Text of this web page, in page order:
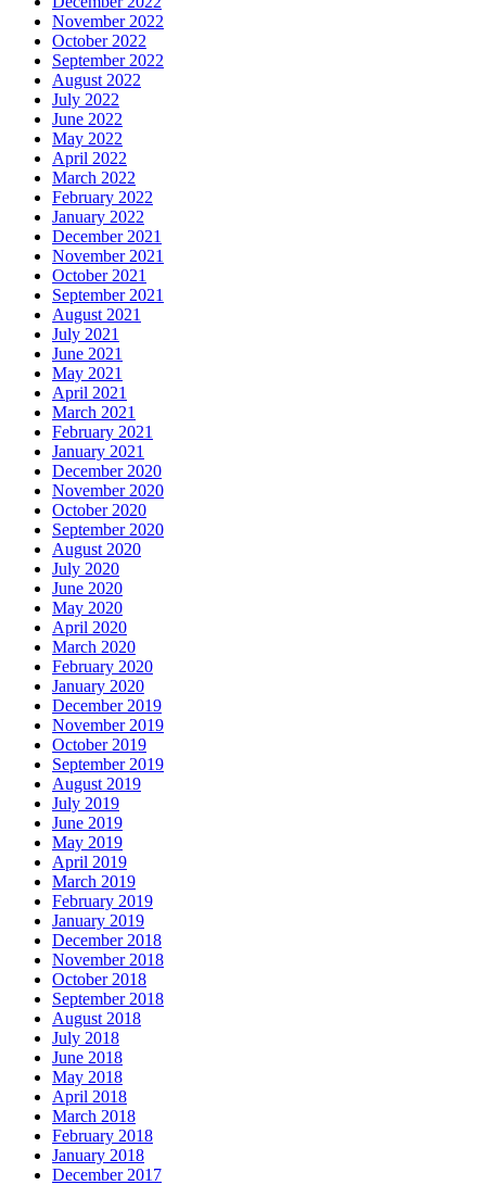
November 2022
October 2022
September 2022
August 2022
July 2022
June 2022
May 2022
April 2022
March 2022
February 2022
January 2022
December 2021
November 2021
October 2021
September 2021
August 2021
July 2021
June 2021
May 2021
April 2021
March 2021
February 2021
January 2021
December 2020
November 2020
October 2020
September 2020
August 2020
July 2020
June 2020
May 2020
April 2020
March 2020
February 2020
January 2020
December 2019
November 2019
October 2019
September 2019
August 2019
July 2019
June 2019
May 2019
April 2019
March 2019
February 2019
January 2019
December 2018
November 2018
October 2018
September 2018
August 2018
July 2018
June 2018
May 2018
April 2018
March 2018
February 2018
January 2018
December 2017